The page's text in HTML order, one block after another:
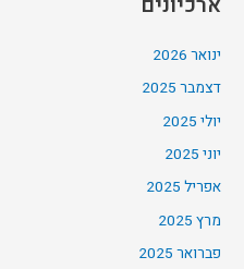
ינואר 2026
דצמבר 2025
יולי 2025
יוני 2025
אפריל 2025
מרץ 2025
פברואר 2025